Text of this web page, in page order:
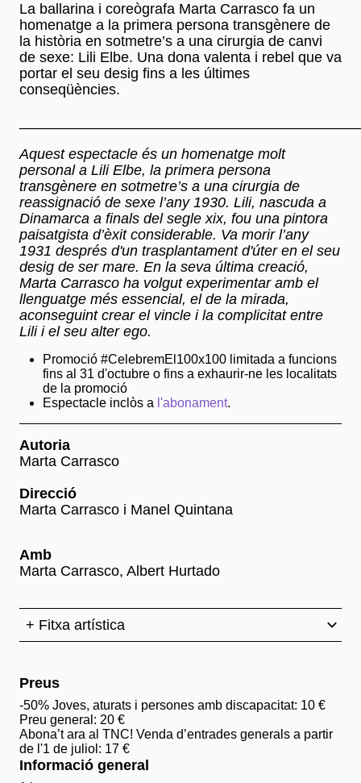
La ballarina i coreògrafa Marta Carrasco fa un
homenatge a la primera persona transgènere de
la història en sotmetre’s a una cirurgia de canvi
de sexe: Lili Elbe. Una dona valenta i rebel que va
portar el seu desig fins a les últimes
conseqüències.
Aquest espectacle és un homenatge molt
personal a Lili Elbe, la primera persona
transgènere en sotmetre’s a una cirurgia de
reassignació de sexe l’any 1930. Lili, nascuda a
Dinamarca a finals del segle xix, fou una pintora
paisatgista d’èxit considerable. Va morir l’any
1931 després d'un trasplantament d'úter en el seu
desig de ser mare. En la seva última creació,
Marta Carrasco ha volgut experimentar amb el
llenguatge més essencial, el de la mirada,
aconseguint crear el vincle i la complicitat entre
Lili i el seu alter ego.
Promoció #CelebremEl100x100 limitada a funcions
fins al 31 d'octubre o fins a exhaurir-ne les localitats
de la promoció
Espectacle inclòs a l'abonament.
Autoria
Marta Carrasco
Direcció
Marta Carrasco i Manel Quintana
Amb
Marta Carrasco, Albert Hurtado
+ Fitxa artística
Preus
-50% Joves, aturats i persones amb discapacitat: 10 €
Preu general: 20 €
Abona’t ara al TNC! Venda d’entrades generals a partir
de l'1 de juliol: 17 €
Informació general